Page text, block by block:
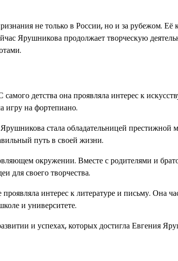
не только в России, но и за рубежом.
Ярушникова продолжает творческую
детства она проявляла интерес к
игру на фортепиано.
стала обладательницей престижной
путь в своей жизни.
окружении. Вместе с родителями и
для своего творчества.
интерес к литературе и письму. Она
и университете.
и успехах, которых достигла Евгения